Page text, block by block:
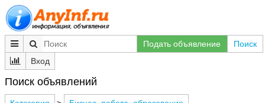
Подать объявление
Поиск
Вход
Поиск объявлений